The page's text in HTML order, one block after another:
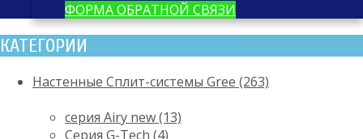
ФОРМА ОБРАТНОЙ СВЯЗИ
КАТЕГОРИИ
Настенные Сплит-системы Gree (263)
серия Airy new (13)
Серия G-Tech (4)